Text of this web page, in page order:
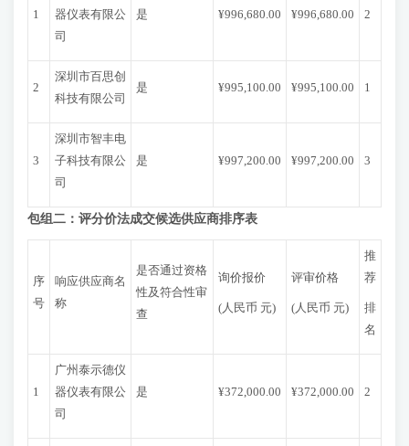
1
器仪表有限公
司
是 ¥996,680.00 ¥996,680.00 2
2
深圳市百思创
科技有限公司
是 ¥995,100.00 ¥995,100.00 1
3
深圳市智丰电
子科技有限公
司
是 ¥997,200.00 ¥997,200.00 3
包组二：评分价法成交候选供应商排序表
序
号
响应供应商名
称
是否通过资格
性及符合性审
查
询价报价
(人民币 元)
评审价格
(人民币 元)
推
荐
排
名
1
广州泰示德仪
器仪表有限公
司
是 ¥372,000.00 ¥372,000.00 2